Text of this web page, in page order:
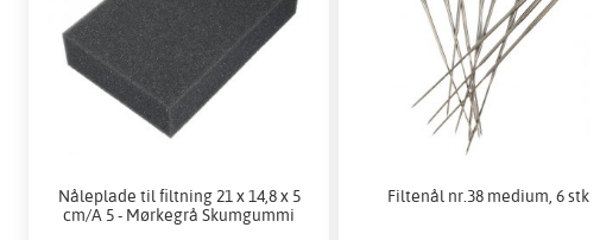
Nåleplade til filtning 21 x 14,8 x 5
cm/A 5 - Mørkegrå Skumgummi
Filtenål nr.38 medium, 6 stk